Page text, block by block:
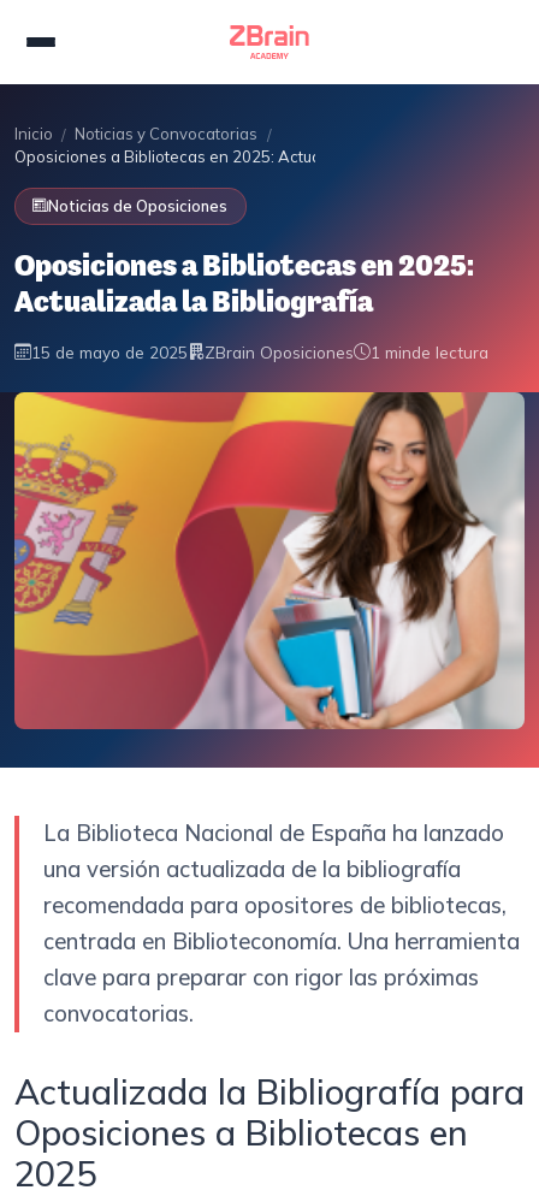
Inicio / Noticias y Convocatorias /
Oposiciones a Bibliotecas en 2025: Actualizada la Bibliografía
Noticias de Oposiciones
Oposiciones a Bibliotecas en 2025:
Actualizada la Bibliografía
15 de mayo de 2025 ZBrain Oposiciones 1 minde lectura
La Biblioteca Nacional de España ha lanzado
una versión actualizada de la bibliografía
recomendada para opositores de bibliotecas,
centrada en Biblioteconomía. Una herramienta
clave para preparar con rigor las próximas
convocatorias.
Actualizada la Bibliografía para
Oposiciones a Bibliotecas en
2025